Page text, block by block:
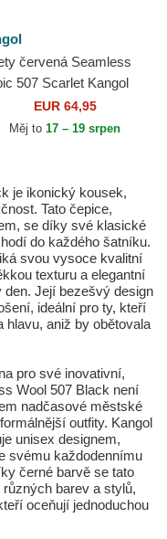
červená Seamless
507 Scarlet Kangol
EUR 64,95
Měj to 17 – 19 srpen
je ikonický kousek,
Tato čepice,
se díky své klasické
do každého šatníku.
svou vysoce kvalitní
texturu a elegantní
den. Její bezešvý design
ideální pro ty, kteří
hlavu, aniž by obětovala
pro své inovativní,
Wool 507 Black není
nadčasové městské
outfity. Kangol
unisex designem,
svému každodennímu
černé barvě se tato
barev a stylů,
oceňují jednoduchou